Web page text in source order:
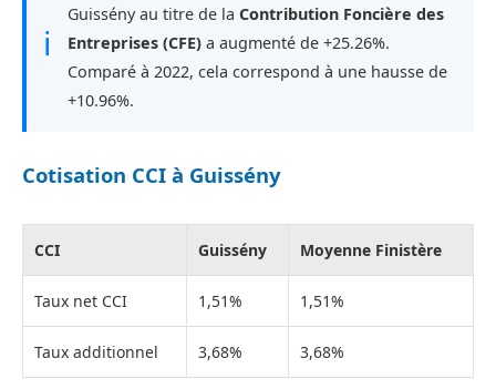
ℹ
Guissény au titre de la Contribution Foncière des
Entreprises (CFE) a augmenté de +25.26%.
Comparé à 2022, cela correspond à une hausse de
+10.96%.
Cotisation CCI à Guissény
CCI Guissény Moyenne Finistère
Taux net CCI 1,51% 1,51%
Taux additionnel 3,68% 3,68%